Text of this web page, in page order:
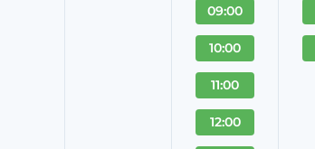
09:00
10:00
11:00
12:00